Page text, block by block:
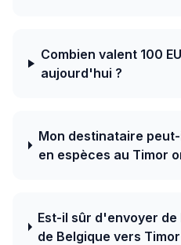
Combien valent 100
aujourd'hui ?
Mon destinataire
en espèces au Timor
Est-il sûr d'envoyer
de Belgique vers